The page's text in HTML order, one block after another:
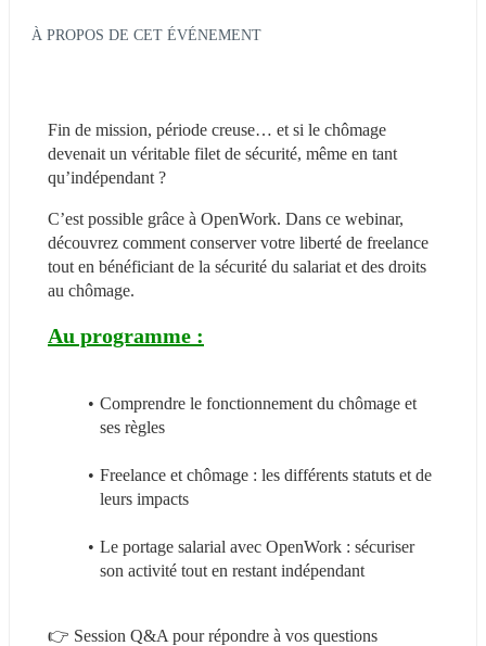
À PROPOS DE CET ÉVÉNEMENT
Fin de mission, période creuse… et si le chômage
devenait un véritable filet de sécurité, même en tant
qu’indépendant ?
C’est possible grâce à OpenWork. Dans ce webinar,
découvrez comment conserver votre liberté de freelance
tout en bénéficiant de la sécurité du salariat et des droits
au chômage.
Au programme :
Comprendre le fonctionnement du chômage et
ses règles
Freelance et chômage : les différents statuts et de
leurs impacts
Le portage salarial avec OpenWork : sécuriser
son activité tout en restant indépendant
👉 Session Q&A pour répondre à vos questions